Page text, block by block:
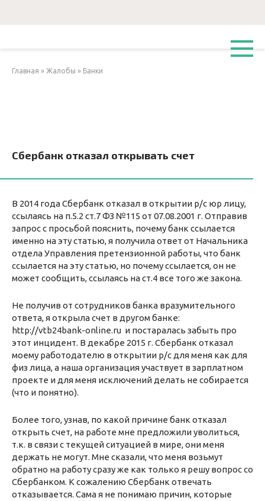
Главная » Жалобы » Банки
Сбербанк отказал открывать счет
В 2014 года Сбербанк отказал в открытии р/с юр лицу,
ссылаясь на п.5.2 ст.7 ФЗ №115 от 07.08.2001 г. Отправив
запрос с просьбой пояснить, почему банк ссылается
именно на эту статью, я получила ответ от Начальника
отдела Управления претензионной работы, что банк
ссылается на эту статью, но почему ссылается, он не
может сообщить, ссылаясь на ст.4 все того же закона.
Не получив от сотрудников банка вразумительного
ответа, я открыла счет в другом банке:
http://vtb24bank-online.ru и постаралась забыть про
этот инцидент. В декабре 2015 г. Сбербанк отказал
моему работодателю в открытии р/с для меня как для
физ лица, а наша организация участвует в зарплатном
проекте и для меня исключений делать не собирается
(что и понятно).
Более того, узнав, по какой причине банк отказал
открыть счет, на работе мне предложили уволиться,
т.к. в связи с текущей ситуацией в мире, они меня
держать не могут. Мне сказали, что меня возьмут
обратно на работу сразу же как только я решу вопрос со
Сбербанком. К сожалению Сбербанк отвечать
отказывается. Сама я не понимаю причин, которые